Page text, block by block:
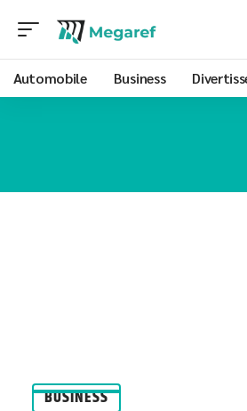
Automobile Business
BUSINESS